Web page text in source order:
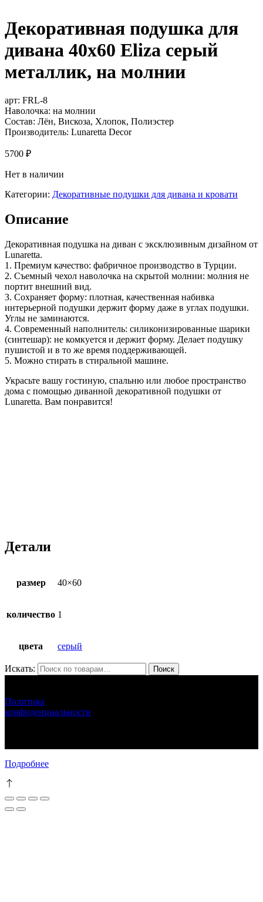
Декоративная подушка для
дивана 40х60 Eliza серый
металлик, на молнии
арт: FRL-8
Наволочка: на молнии
Состав: Лён, Вискоза, Хлопок, Полиэстер
Производитель: Lunaretta Decor
5700 ₽
Нет в наличии
Категории: Декоративные подушки для дивана и кровати
Описание
Декоративная подушка на диван с эксклюзивным дизайном от
Lunaretta.
1. Премиум качество: фабричное производство в Турции.
2. Съемный чехол наволочка на скрытой молнии: молния не
портит внешний вид.
3. Сохраняет форму: плотная, качественная набивка
интерьерной подушки держит форму даже в углах подушки.
Углы не заминаются.
4. Современный наполнитель: cиликонизированные шарики
(синтешар): не комкуется и держит форму. Делает подушку
пушистой и в то же время поддерживающей.
5. Можно стирать в стиральной машине.
Украсьте вашу гостиную, спальню или любое пространство
дома с помощью диванной декоративной подушки от
Lunaretta. Вам понравится!
Детали
размер 40×60
количество 1
цвета серый
Искать: Поиск
Политика
конфиденциальности
Подробнее